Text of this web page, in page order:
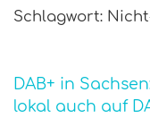
Schlagwort:
DAB+ in
lokal auch auf